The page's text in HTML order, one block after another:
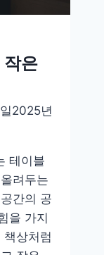
작은
2025년
테이블
려두는
간의 공
을 가지
상처럼